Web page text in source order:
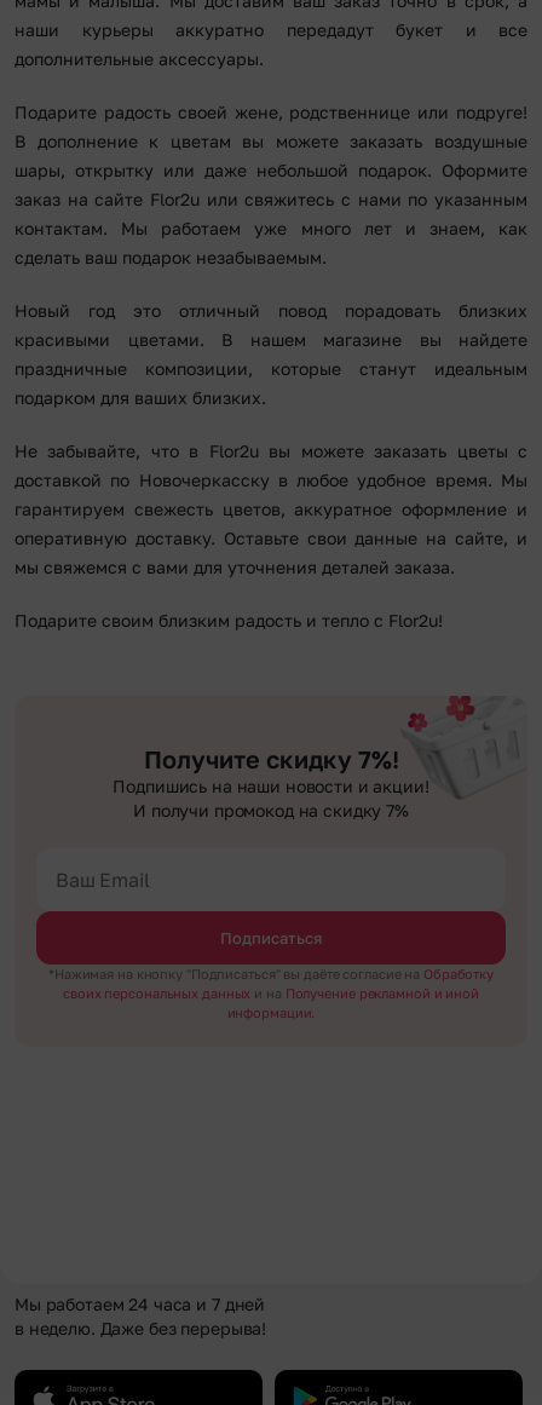
наши курьеры аккуратно передадут букет и все
дополнительные аксессуары.
Подарите радость своей жене, родственнице или подруге!
В дополнение к цветам вы можете заказать воздушные
шары, открытку или даже небольшой подарок. Оформите
заказ на сайте Flor2u или свяжитесь с нами по указанным
контактам. Мы работаем уже много лет и знаем, как
сделать ваш подарок незабываемым.
Новый год это отличный повод порадовать близких
красивыми цветами. В нашем магазине вы найдете
праздничные композиции, которые станут идеальным
подарком для ваших близких.
Не забывайте, что в Flor2u вы можете заказать цветы с
доставкой по Новочеркасску в любое удобное время. Мы
гарантируем свежесть цветов, аккуратное оформление и
оперативную доставку. Оставьте свои данные на сайте, и
мы свяжемся с вами для уточнения деталей заказа.
Подарите своим близким радость и тепло с Flor2u!
Получите скидку 7%!
Подпишись на наши новости и акции!
И получи промокод на скидку 7%
Подписаться
*Нажимая на кнопку "Подписаться" вы даёте согласие на Обработку
своих персональных данных и на Получение рекламной и иной
информации.
Мы работаем 24 часа и 7 дней
в неделю. Даже без перерыва!